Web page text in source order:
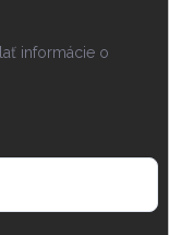
informácie o